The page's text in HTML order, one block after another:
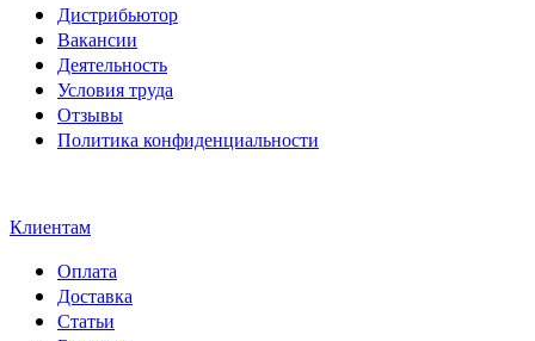
Дистрибьютор
Вакансии
Деятельность
Условия труда
Отзывы
Политика конфиденциальности
Клиентам
Оплата
Доставка
Статьи